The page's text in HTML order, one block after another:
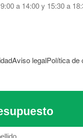
a 14:00 y 15:30 a
Aviso legalPolítica de